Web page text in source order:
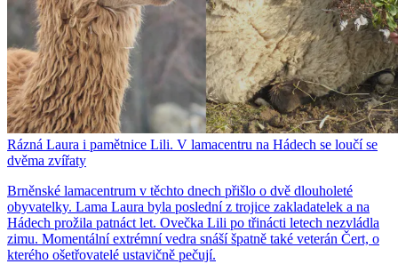
Rázná Laura i pamětnice Lili. V lamacentru na Hádech se loučí se
dvěma zvířaty
Brněnské lamacentrum v těchto dnech přišlo o dvě dlouholeté
obyvatelky. Lama Laura byla poslední z trojice zakladatelek a na
Hádech prožila patnáct let. Ovečka Lili po třinácti letech nezvládla
zimu. Momentální extrémní vedra snáší špatně také veterán Čert, o
kterého ošetřovatelé ustavičně pečují.